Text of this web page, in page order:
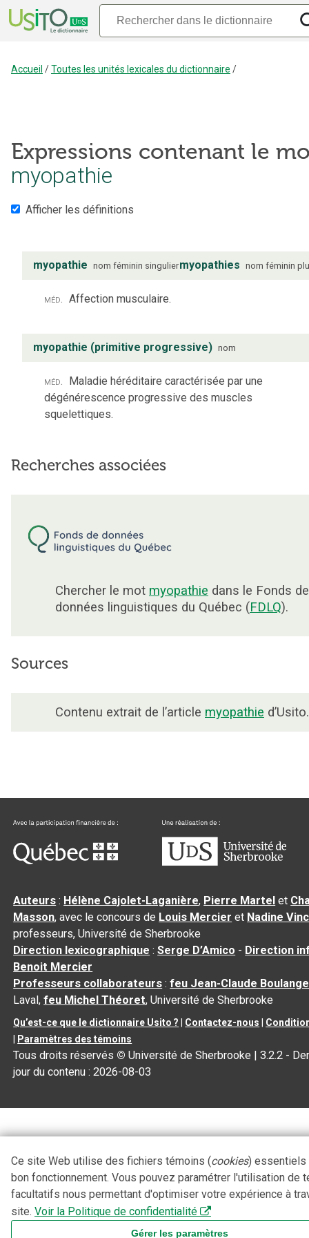
Accueil /Toutes les unités lexicales du dictionnaire /
Expressions contenant le
myopathie
Afficher les définitions
myopathie nom féminin singuliermyopathies nom féminin
méd. Affection musculaire.
myopathie (primitive progressive) nom
méd. Maladie héréditaire caractérisée par une
dégénérescence progressive des muscles
squelettiques.
Recherches associées
Chercher le mot myopathie dans le Fonds de
données linguistiques du Québec (FDLQ).
Sources
Contenu extrait de l’article myopathie d’Usito.
Auteurs : Hélène Cajolet-Laganière, Pierre Martel et
Masson, avec le concours de Louis Mercier et Nadine
professeurs, Université de Sherbrooke
Direction lexicographique :Serge D’Amico - Direction
Benoit Mercier
Professeurs collaborateurs :feu Jean-Claude
Laval,feu Michel Théoret, Université de Sherbrooke
Qu’est-ce que le dictionnaire Usito ? Contactez-nous
Paramètres des témoins
Tous droits réservés © Université de Sherbrooke |3.2.2 -
jour du contenu :2026-08-03
Ce site Web utilise des fichiers témoins (cookies) essentiels
bon fonctionnement. Vous pouvez paramétrer l'utilisation de
facultatifs nous permettant d'optimiser votre expérience à
site. Voir la Politique de confidentialité
Gérer les paramètres